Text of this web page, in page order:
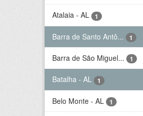
Atalaia - AL 1
Barra de Santo Antô... 1
Barra de São Miguel... 1
Batalha - AL 1
Belo Monte - AL 1